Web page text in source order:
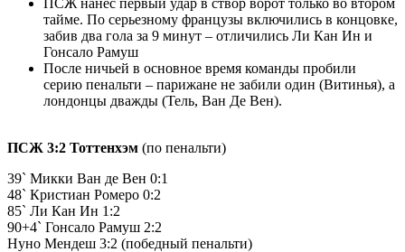
тайме. По серьезному французы включились в концовке,
забив два гола за 9 минут – отличились Ли Кан Ин и
Гонсало Рамуш
После ничьей в основное время команды пробили
серию пенальти – парижане не забили один (Витинья), а
лондонцы дважды (Тель, Ван Де Вен).
ПСЖ 3:2 Тоттенхэм (по пенальти)
39` Микки Ван де Вен 0:1
48` Кристиан Ромеро 0:2
85` Ли Кан Ин 1:2
90+4` Гонсало Рамуш 2:2
Нуно Мендеш 3:2 (победный пенальти)